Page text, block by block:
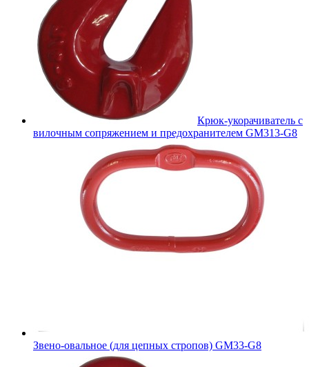
Крюк-укорачиватель с
вилочным сопряжением и предохранителем GM313-G8
Звено-овальное (для цепных стропов) GM33-G8